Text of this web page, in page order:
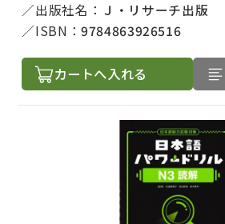
出版社名： Ｊ・リサーチ出版
ISBN：9784863926516
カートへ入れる